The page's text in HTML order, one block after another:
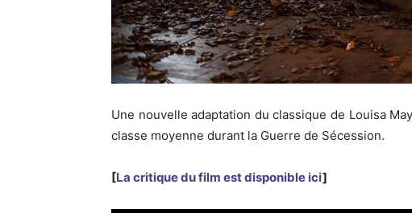
Une nouvelle adaptation du classique de Louisa
classe moyenne durant la Guerre de Sécession.
[La critique du film est disponible ici]